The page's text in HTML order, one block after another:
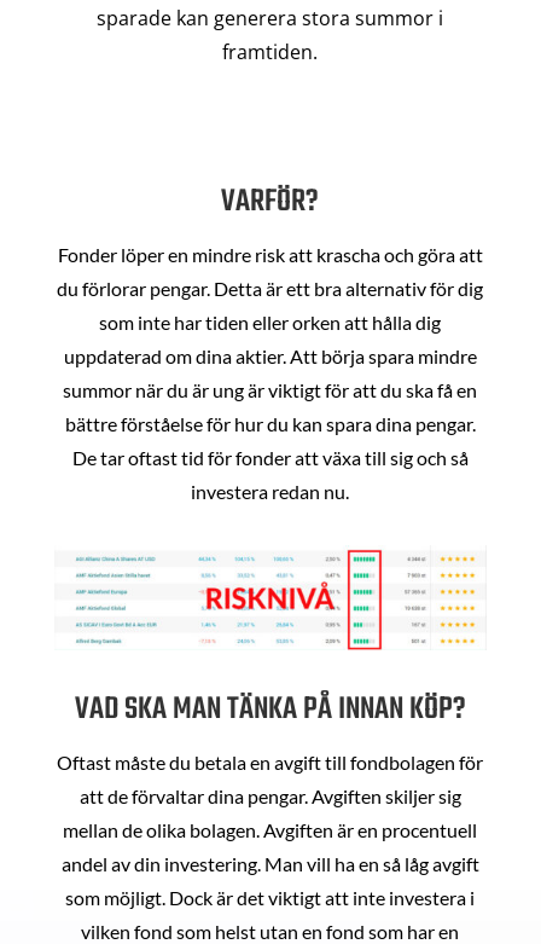
sparade kan generera stora summor i
framtiden.
VARFÖR?
Fonder löper en mindre risk att krascha och göra att
du förlorar pengar. Detta är ett bra alternativ för dig
som inte har tiden eller orken att hålla dig
uppdaterad om dina aktier. Att börja spara mindre
summor när du är ung är viktigt för att du ska få en
bättre förståelse för hur du kan spara dina pengar.
De tar oftast tid för fonder att växa till sig och så
investera redan nu.
VAD SKA MAN TÄNKA PÅ INNAN KÖP?
Oftast måste du betala en avgift till fondbolagen för
att de förvaltar dina pengar. Avgiften skiljer sig
mellan de olika bolagen. Avgiften är en procentuell
andel av din investering. Man vill ha en så låg avgift
som möjligt. Dock är det viktigt att inte investera i
vilken fond som helst utan en fond som har en